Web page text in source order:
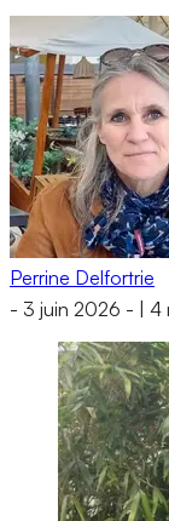
Perrine Delfortrie
- 3 juin 2026 - 4